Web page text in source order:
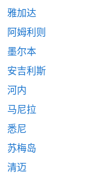
雅加达
阿姆利则
墨尔本
安吉利斯
河内
马尼拉
悉尼
苏梅岛
清迈